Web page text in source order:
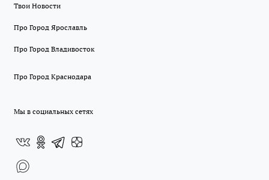
Твои Новости
Про Город Ярославль
Про Город Владивосток
Про Город Краснодара
Мы в социальных сетях